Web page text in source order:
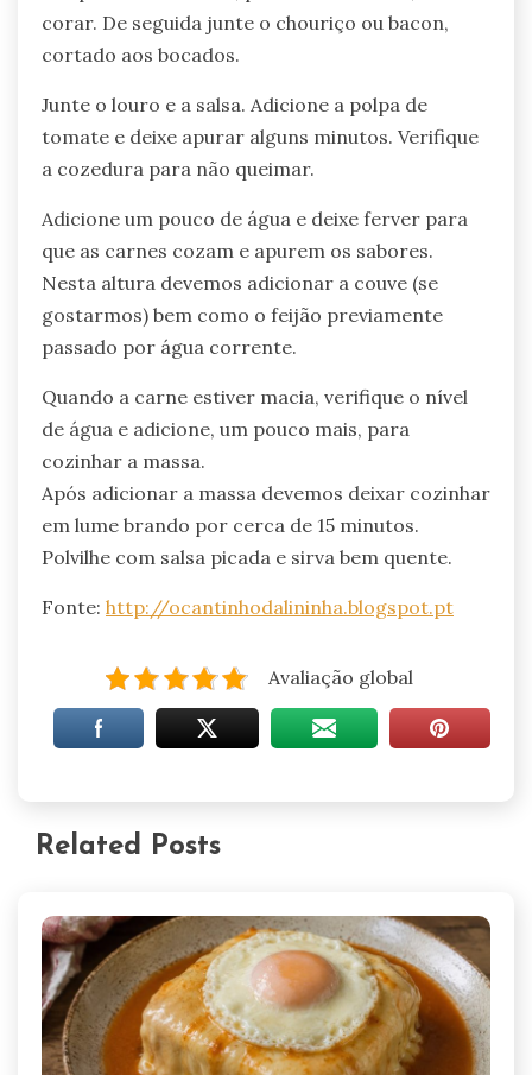
corar. De seguida junte o chouriço ou bacon,
cortado aos bocados.
Junte o louro e a salsa. Adicione a polpa de
tomate e deixe apurar alguns minutos. Verifique
a cozedura para não queimar.
Adicione um pouco de água e deixe ferver para
que as carnes cozam e apurem os sabores.
Nesta altura devemos adicionar a couve (se
gostarmos) bem como o feijão previamente
passado por água corrente.
Quando a carne estiver macia, verifique o nível
de água e adicione, um pouco mais, para
cozinhar a massa.
Após adicionar a massa devemos deixar cozinhar
em lume brando por cerca de 15 minutos.
Polvilhe com salsa picada e sirva bem quente.
Fonte: http://ocantinhodalininha.blogspot.pt
Avaliação global
Related Posts